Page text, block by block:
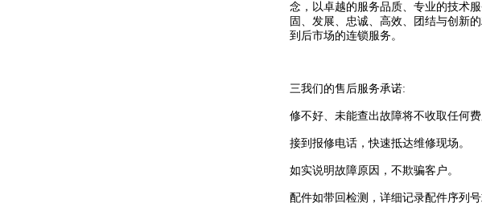
念，以卓越的服务品质、专业的技术
固、发展、忠诚、高效、团结与创新
到后市场的连锁服务。
三我们的售后服务承诺:
修不好、未能查出故障将不收取任何费
接到报修电话，快速抵达维修现场。
如实说明故障原因，不欺骗客户。
配件如带回检测，详细记录配件序列